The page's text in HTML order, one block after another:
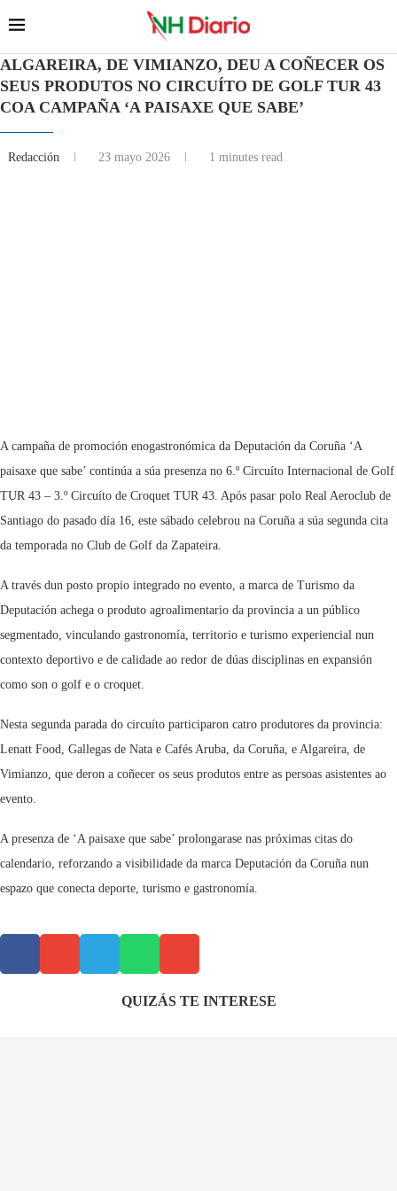
ALGAREIRA, DE VIMIANZO, DEU A COÑECER OS
SEUS PRODUTOS NO CIRCUÍTO DE GOLF TUR 43
COA CAMPAÑA ‘A PAISAXE QUE SABE’
Redacción 23 mayo 2026 1 minutes read
A campaña de promoción enogastronómica da Deputación da Coruña ‘A
paisaxe que sabe’ continúa a súa presenza no 6.º Circuíto Internacional de Golf
TUR 43 – 3.º Circuíto de Croquet TUR 43. Após pasar polo Real Aeroclub de
Santiago do pasado día 16, este sábado celebrou na Coruña a súa segunda cita
da temporada no Club de Golf da Zapateira.
A través dun posto propio integrado no evento, a marca de Turismo da
Deputación achega o produto agroalimentario da provincia a un público
segmentado, vinculando gastronomía, territorio e turismo experiencial nun
contexto deportivo e de calidade ao redor de dúas disciplinas en expansión
como son o golf e o croquet.
Nesta segunda parada do circuíto participaron catro produtores da provincia:
Lenatt Food, Gallegas de Nata e Cafés Aruba, da Coruña, e Algareira, de
Vimianzo, que deron a coñecer os seus produtos entre as persoas asistentes ao
evento.
A presenza de ‘A paisaxe que sabe’ prolongarase nas próximas citas do
calendario, reforzando a visibilidade da marca Deputación da Coruña nun
espazo que conecta deporte, turismo e gastronomía.
QUIZÁS TE INTERESE